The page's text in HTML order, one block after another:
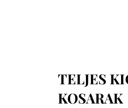
TELJES
KOSARAK